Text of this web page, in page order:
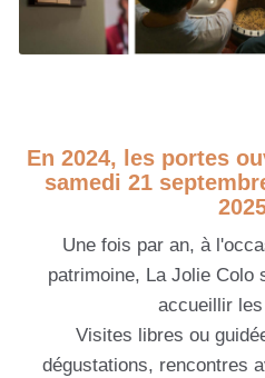
En 2024, les portes
samedi 21
Une fois par an, à
patrimoine, La Jolie Colo
accueillir
Visites libres ou
dégustations, rencontres